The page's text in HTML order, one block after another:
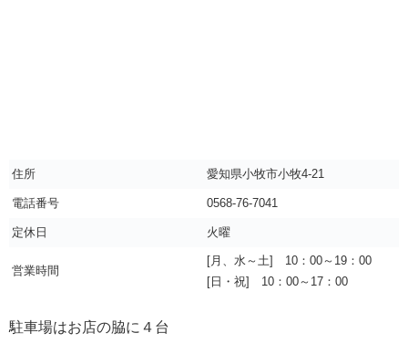
住所 愛知県小牧市小牧4-21
電話番号 0568-76-7041
定休日 火曜
営業時間
[月、水～土] 10：00～19：00
[日・祝] 10：00～17：00
駐車場はお店の脇に４台